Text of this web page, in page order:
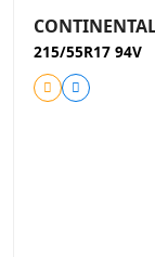
215/55R17 94V